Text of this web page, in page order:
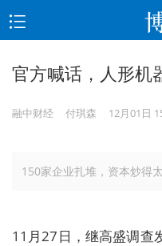
官方喊话，人形机
融中财经 付琪森 12月01日
150家企业扎堆，资本炒得太
11月27日，继高盛调查